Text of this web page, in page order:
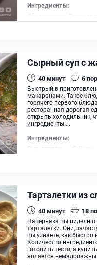
Ингредиенты:
Яйцо куриное, Слоеное
Сырный суп с
40минут 6
Быстрый в
макаронами. Такое
горячего первого
ресторанная дорогая
открыть холодильник,
ингредиенты....
Ингредиенты:
Сыр плавленный,
Тарталетки из
40минут 18
Наверняка вы видели
тарталетки. Они,
вы узнаете, как
Количество
готовить тесто, а
является